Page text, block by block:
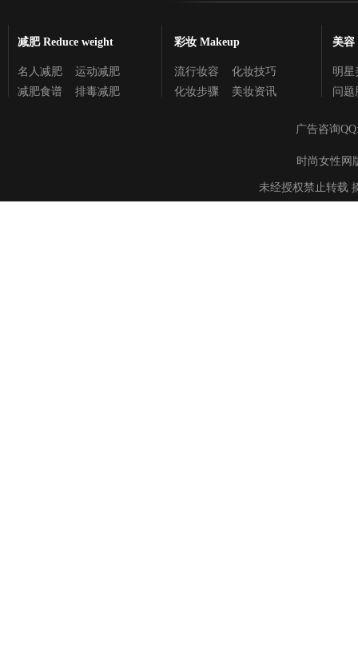
减肥 Reduce weight
名人减肥
运动减肥
减肥食谱
排毒减肥
彩妆 Makeup
流行妆容
化妆技巧
化妆步骤
美妆资讯
美容
明星
问题
广告咨询
时尚女性网
未经授权禁止转载